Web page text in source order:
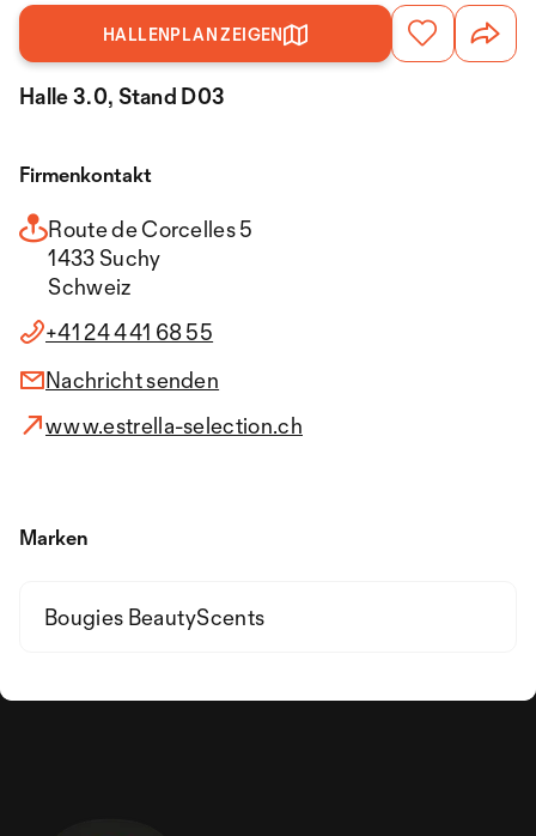
HALLENPLAN ZEIGEN
Halle 3.0, Stand D03
Firmenkontakt
Route de Corcelles 5
1433 Suchy
Schweiz
+41 24 441 68 55
Nachricht senden
www.estrella-selection.ch
Marken
Bougies BeautyScents